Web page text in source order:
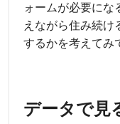
ォームが必要にな
えながら住み続け
するかを考えてみ
データで見